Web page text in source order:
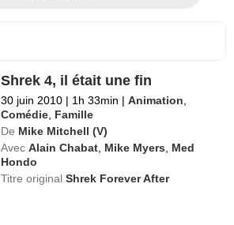
Shrek 4, il était une fin
30 juin 2010 | 1h 33min | Animation
Comédie Famille
De Mike Mitchell (V)
Avec Alain Chabat Mike Myers
Med
Hondo
Titre originalShrek Forever After